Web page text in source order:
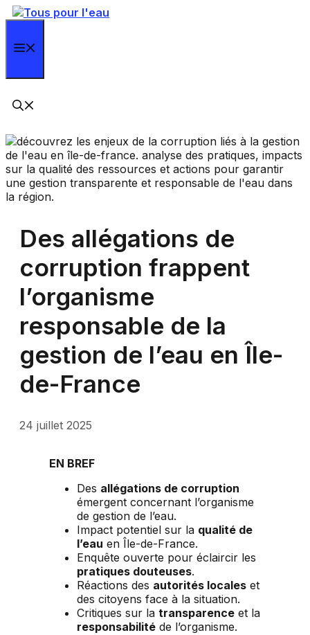
Aller
Des allégations de
corruption frappent
l’organisme
responsable de la
gestion de l’eau en Île-
de-France
24 juillet 2025
EN BREF
Des allégations de corruption
émergent concernant l’organisme
de gestion de l’eau.
Impact potentiel sur la qualité de
l’eau en Île-de-France.
Enquête ouverte pour éclaircir les
pratiques douteuses.
Réactions des autorités locales et
des citoyens face à la situation.
Critiques sur la transparence et la
responsabilité de l’organisme.